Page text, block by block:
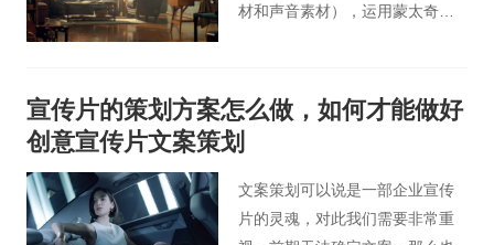
材和声音素材），运用蒙太奇技
前途吗？在从事剪辑工作过程中
又有哪些职业误区呢，今天桃花
谷广告片小编分大家做简单分
析。
宣传片的策划方案怎么做，如何才能做好
创意宣传片文案策划
文案策划可以说是一部企业宣传
片的灵魂，对此我们需要非常重